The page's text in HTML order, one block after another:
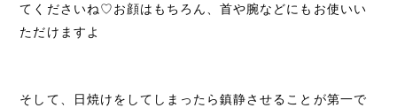
てくださいね♡お顔はもちろん、首や腕などにもお使いい
ただけますよ
そして、日焼けをしてしまったら鎮静させることが第一で